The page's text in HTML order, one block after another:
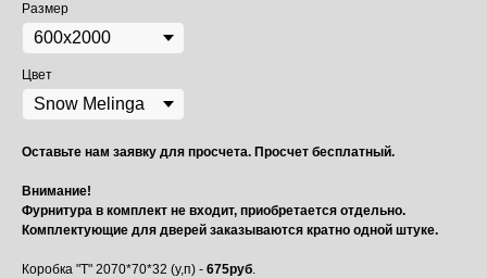
Размер
Цвет
Оставьте нам заявку для просчета. Просчет бесплатный.
Внимание!
Фурнитура в комплект не входит, приобретается отдельно.
Комплектующие для дверей заказываются кратно одной штуке.
Коробка "Т" 2070*70*32 (у,п) - 675руб.